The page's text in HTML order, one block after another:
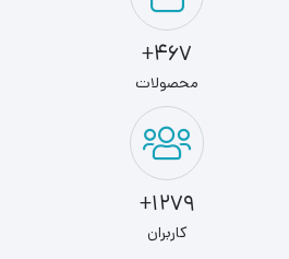
467+
محصولات
1279+
کاربران